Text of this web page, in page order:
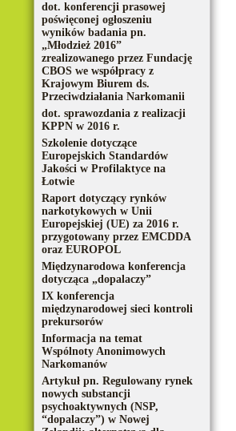
dot. konferencji prasowej
poświęconej ogłoszeniu
wyników badania pn.
„Młodzież 2016”
zrealizowanego przez Fundację
CBOS we współpracy z
Krajowym Biurem ds.
Przeciwdziałania Narkomanii
dot. sprawozdania z realizacji
KPPN w 2016 r.
Szkolenie dotyczące
Europejskich Standardów
Jakości w Profilaktyce na
Łotwie
Raport dotyczący rynków
narkotykowych w Unii
Europejskiej (UE) za 2016 r.
przygotowany przez EMCDDA
oraz EUROPOL
Międzynarodowa konferencja
dotycząca „dopalaczy”
IX konferencja
międzynarodowej sieci kontroli
prekursorów
Informacja na temat
Wspólnoty Anonimowych
Narkomanów
Artykuł pn. Regulowany rynek
nowych substancji
psychoaktywnych (NSP,
“dopalaczy”) w Nowej